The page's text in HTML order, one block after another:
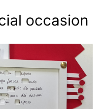
occasion